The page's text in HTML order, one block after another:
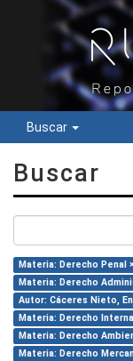
Buscar
Buscar
Materia: Derecho Penal ×
Materia: Derecho
Autor: Cáceres Nieto,
Materia: Derecho
Materia: Derecho
Materia: Derecho